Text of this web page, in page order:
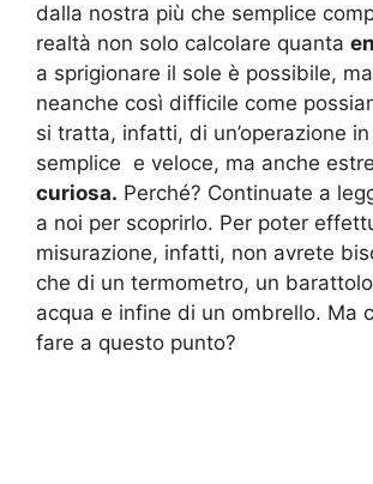
dalla nostra più che semplice
realtà non solo calcolare quanta
a sprigionare il sole è possibile,
neanche così difficile come
si tratta, infatti, di un’operazione
semplice e veloce, ma anche
curiosa. Perché? Continuate a
a noi per scoprirlo. Per poter
misurazione, infatti, non avrete
che di un termometro, un
acqua e infine di un ombrello. Ma
fare a questo punto?